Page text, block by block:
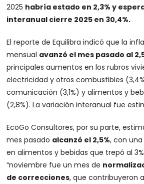
2025 habría estado en 2,3% y
interanual cierre 2025 en 30,4%.
El reporte de Equilibra indicó que la
mensual avanzó el mes pasado al
principales aumentos en los rubros
electricidad y otros combustibles
comunicación (3,1%) y alimentos y
(2,8%). La variación interanual fue
EcoGo Consultores, por su parte,
mes pasado alcanzó el 2,5%, con
en alimentos y bebidas que trepó al
“noviembre fue un mes de
de correcciones, que contribuyeron